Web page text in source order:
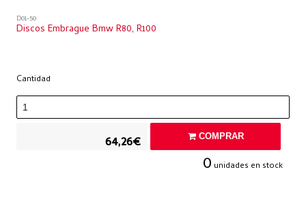
D01-50
Discos Embrague Bmw R80, R100
Cantidad
64,26€ COMPRAR
0 unidades en stock